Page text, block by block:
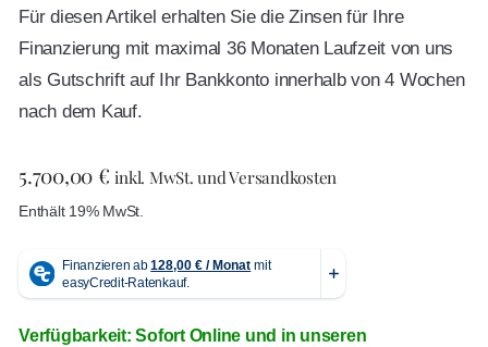
Für diesen Artikel erhalten Sie die Zinsen für Ihre
Finanzierung mit maximal 36 Monaten Laufzeit von uns
als Gutschrift auf Ihr Bankkonto innerhalb von 4 Wochen
nach dem Kauf.
5.700,00€ inkl. MwSt. und Versandkosten
Enthält 19% MwSt.
Verfügbarkeit: Sofort Online und in unseren